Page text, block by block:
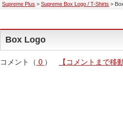
Supreme Plus >Supreme Box Logo / T-Shirts >
Box Logo
コメント（ 0 ） 【コメントまで移動